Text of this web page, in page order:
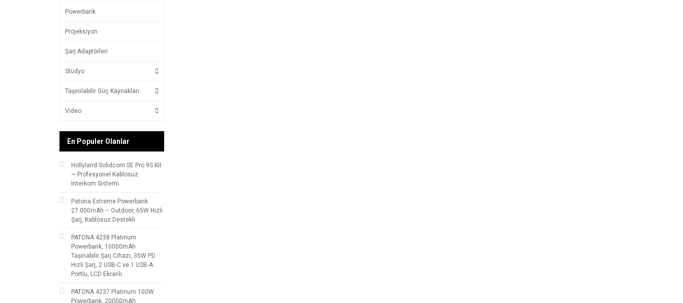
Powerbank
Projeksiyon
Şarj Adaptörleri
Stüdyo
Taşınılabilir Güç Kaynakları
Video
En Populer Olanlar
Hollyland Solidcom SE Pro 9S Kit
— Profesyonel Kablosuz
Interkom Sistemi
Patona Extreme Powerbank
27.000mAh – Outdoor, 65W Hızlı
Şarj, Kablosuz Destekli
PATONA 4238 Platinum
Powerbank, 10000mAh
Taşınabilir Şarj Cihazı, 35W PD
Hızlı Şarj, 2 USB-C ve 1 USB-A
Portlu, LCD Ekranlı
PATONA 4237 Platinum 100W
Powerbank, 20000mAh